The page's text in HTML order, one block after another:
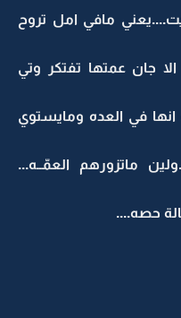
مافي امل تروح
جان عمتها تفتكر وتي
في العده ومايستوي
ماتزورهم العمّــه...
حصه....